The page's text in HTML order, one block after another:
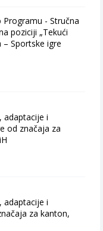
Programu - Stručna
poziciji „Tekući
Sportske igre
adaptacije i
od značaja za
adaptacije i
za kanton,